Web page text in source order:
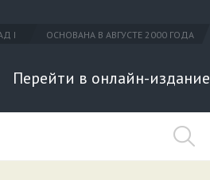
I ОСНОВАНА В АВГУСТЕ 2000 ГОДА
Перейти в онлайн-издание